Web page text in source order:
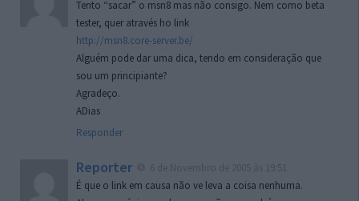
Tento “sacar” o msn8 mas não consigo. Nem como beta
tester, quer através ho link
http://msn8.core-server.be/
Alguém pode dar uma dica, tendo em consideração que
sou um principiante?
Agradeço.
ADias
Responder
Reporter
É que o link em causa não ve leva a coisa nenhuma.